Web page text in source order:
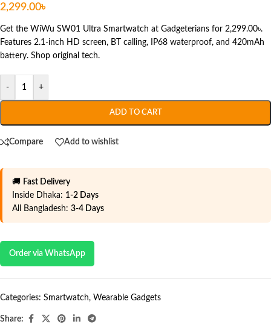
2,299.00৳
Get the WiWu SW01 Ultra Smartwatch at Gadgeterians for 2,299.00৳.
Features 2.1-inch HD screen, BT calling, IP68 waterproof, and 420mAh
battery. Shop original tech.
- +
ADD TO CART
Compare Add to wishlist
🚚 Fast Delivery
Inside Dhaka: 1-2 Days
All Bangladesh: 3-4 Days
Order via WhatsApp
Categories: Smartwatch, Wearable Gadgets
Share: